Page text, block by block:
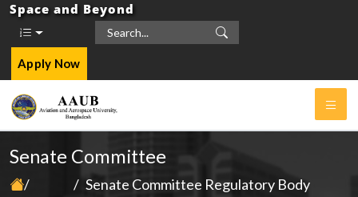
Space and Beyond
Apply Now
Senate Committee
/
/ Senate Committee Regulatory Body